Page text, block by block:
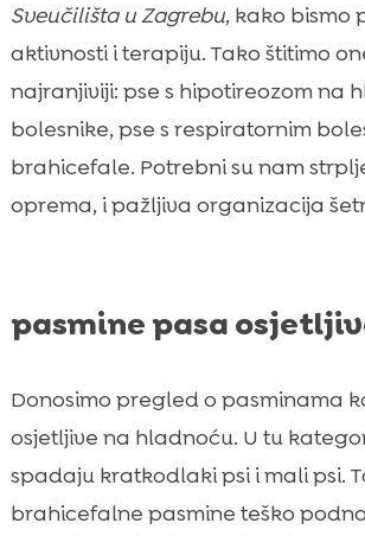
Sveučilišta u Zagrebu, kako bismo
aktivnosti i terapiju. Tako štitimo
najranjiviji: pse s hipotireozom na
bolesnike, pse s respiratornim
brahicefale. Potrebni su nam
oprema, i pažljiva organizacija
pasmine pasa
Donosimo pregled o pasminama
osjetljive na hladnoću. U tu
spadaju kratkodlaki psi i mali psi.
brahicefalne pasmine teško